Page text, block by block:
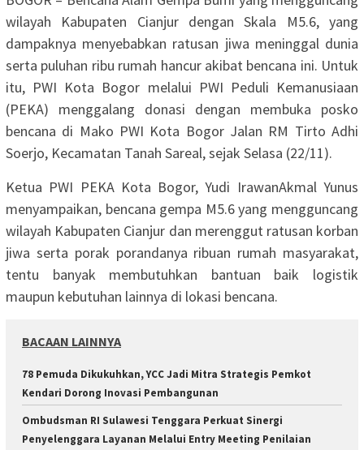
wilayah Kabupaten Cianjur dengan Skala M5.6, yang
dampaknya menyebabkan ratusan jiwa meninggal dunia
serta puluhan ribu rumah hancur akibat bencana ini. Untuk
itu, PWI Kota Bogor melalui PWI Peduli Kemanusiaan
(PEKA) menggalang donasi dengan membuka posko
bencana di Mako PWI Kota Bogor Jalan RM Tirto Adhi
Soerjo, Kecamatan Tanah Sareal, sejak Selasa (22/11).
Ketua PWI PEKA Kota Bogor, Yudi IrawanAkmal Yunus
menyampaikan, bencana gempa M5.6 yang mengguncang
wilayah Kabupaten Cianjur dan merenggut ratusan korban
jiwa serta porak porandanya ribuan rumah masyarakat,
tentu banyak membutuhkan bantuan baik logistik
maupun kebutuhan lainnya di lokasi bencana.
BACAAN LAINNYA
78 Pemuda Dikukuhkan, YCC Jadi Mitra Strategis Pemkot
Kendari Dorong Inovasi Pembangunan
Ombudsman RI Sulawesi Tenggara Perkuat Sinergi
Penyelenggara Layanan Melalui Entry Meeting Penilaian